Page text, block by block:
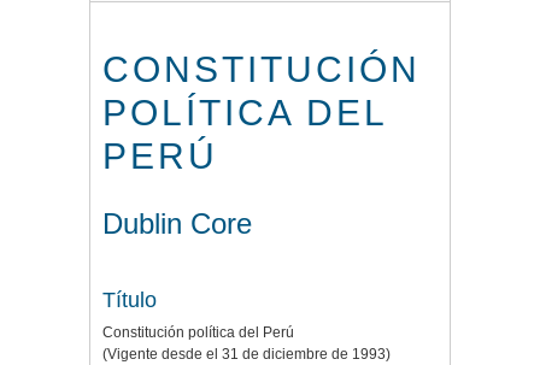
CONSTITUCIÓN
POLÍTICA DEL
PERÚ
Dublin Core
Título
Constitución política del Perú
(Vigente desde el 31 de diciembre de 1993)